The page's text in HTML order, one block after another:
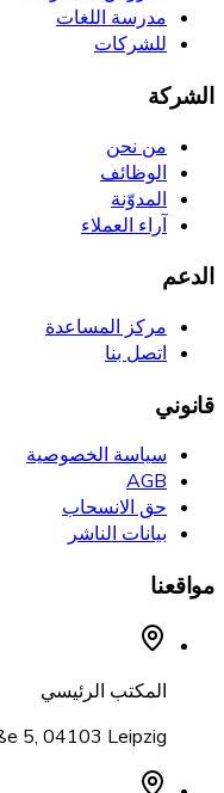
مدرسة اللغات
للشركات
الشركة
من نحن
الوظائف
المدوّنة
آراء العملاء
الدعم
مركز المساعدة
اتصل بنا
قانوني
سياسة الخصوصية
AGB
حق الانسحاب
بيانات الناشر
مواقعنا
المكتب الرئيسي
5, 04103 Leipzig